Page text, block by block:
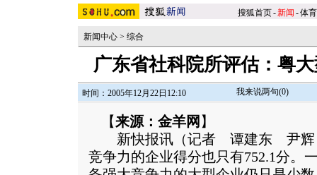
搜狐首页-新闻 -体育
新闻中心 > 综合
广东省社科院所评估：粤
时间：2005年12月22日12:10 我来说两句(0)
【来源：金羊网 】
新快报讯（记者 谭建东 尹辉）
竞争力的企业得分也只有752.1分。